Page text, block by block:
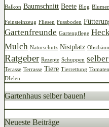
Balkon Baumschnitt Beete Blog
Feinsteinzeug Fliesen Fussboden
Gartenfreunde Gartenpflege
Mulch Naturschutz Nistplatz
Ratgeber Rezepte Schuppen
Terasse Terrasse Tiere Tierrettung Tomaten
DIelen
Gartenhaus selber bauen!
Neueste Beiträge